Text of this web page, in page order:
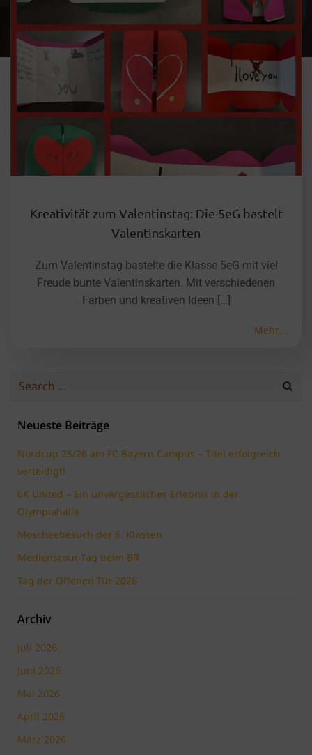
Kreativität zum Valentinstag: Die 5eG bastelt
Valentinskarten
Zum Valentinstag bastelte die Klasse 5eG mit viel
Freude bunte Valentinskarten. Mit verschiedenen
Farben und kreativen Ideen […]
Mehr...
Search
Neueste Beiträge
Nordcup 25/26 am FC Bayern Campus – Titel erfolgreich
verteidigt!
6K United – Ein unvergessliches Erlebnis in der
Olympiahalle
Moscheebesuch der 6. Klassen
Medienscout-Tag beim BR
Tag der Offenen Tür 2026
Archiv
Juli 2026
Juni 2026
Mai 2026
April 2026
März 2026